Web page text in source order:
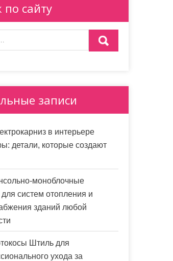
по сайту
записи
в интерьере
детали, которые создают
моноблочные
систем отопления и
зданий любой
Штиль для
ухода за